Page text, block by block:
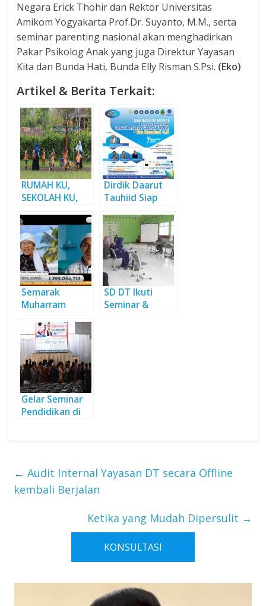
Negara Erick Thohir dan Rektor Universitas
Amikom Yogyakarta Prof.Dr. Suyanto, M.M., serta
seminar parenting nasional akan menghadirkan
Pakar Psikolog Anak yang juga Direktur Yayasan
Kita dan Bunda Hati, Bunda Elly Risman S.Psi. (Eko)
Artikel & Berita Terkait:
RUMAH KU,
SEKOLAH KU,
MASA DEPAN KU
Dirdik Daarut
Tauhiid Siap
Pendidikan
Semarak
Muharram
DT Peduli
SD DT Ikuti
Seminar &
Gelar Seminar
Pendidikan di
← Audit Internal Yayasan DT secara Offline
kembali Berjalan
Ketika yang Mudah Dipersulit →
KONSULTASI